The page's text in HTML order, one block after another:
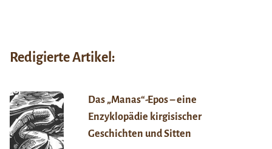
Redigierte Artikel:
Das „Manas“-Epos – eine
Enzyklopädie kirgisischer
Geschichten und Sitten